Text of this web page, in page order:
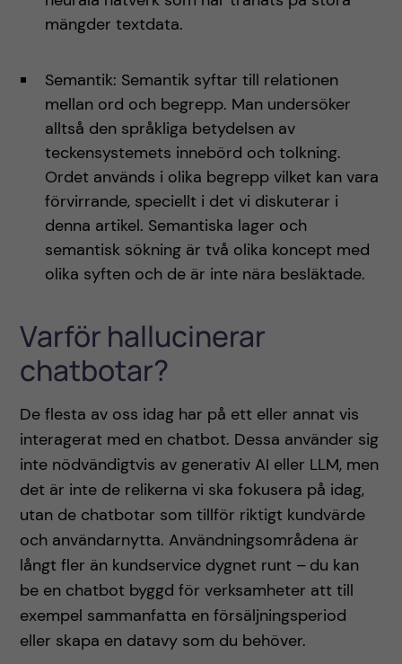
mängder textdata.
Semantik: Semantik syftar till relationen
mellan ord och begrepp. Man undersöker
alltså den språkliga betydelsen av
teckensystemets innebörd och tolkning.
Ordet används i olika begrepp vilket kan vara
förvirrande, speciellt i det vi diskuterar i
denna artikel. Semantiska lager och
semantisk sökning är två olika koncept med
olika syften och de är inte nära besläktade.
Varför hallucinerar
chatbotar?
De flesta av oss idag har på ett eller annat vis
interagerat med en chatbot. Dessa använder sig
inte nödvändigtvis av generativ AI eller LLM, men
det är inte de relikerna vi ska fokusera på idag,
utan de chatbotar som tillför riktigt kundvärde
och användarnytta. Användningsområdena är
långt fler än kundservice dygnet runt – du kan
be en chatbot byggd för verksamheter att till
exempel sammanfatta en försäljningsperiod
eller skapa en datavy som du behöver.